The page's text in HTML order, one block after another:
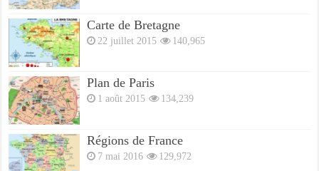
Carte de Bretagne
22 juillet 2015 140,965
Plan de Paris
1 août 2015 134,239
Régions de France
7 mai 2016 129,972